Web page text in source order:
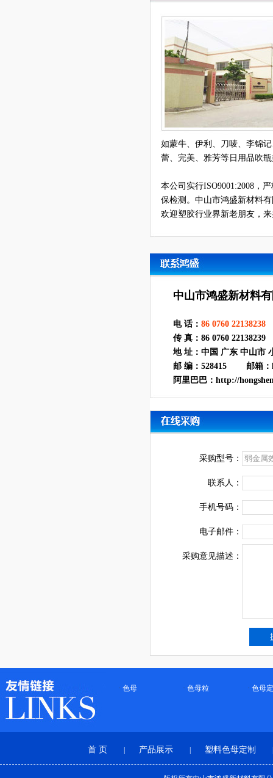
如蒙牛、伊利、刀唛、李锦
蕾、完美、雅芳等日用品吹
本公司实行ISO9001:2008，
保检测。中山市鸿盛新材料
欢迎塑胶行业界新老朋友，
中山市鸿盛新材料
电 话： 86 0760 22138238
传 真：86 0760
地 址：中国 广东 中山市
邮 编：528415 邮箱：
阿里巴巴：http://
采购型号：
联系人：
手机号码：
电子邮件：
采购意见描述：
· 色母 · 色母粒 · 色母
首 页 产品展示 塑料色母定制